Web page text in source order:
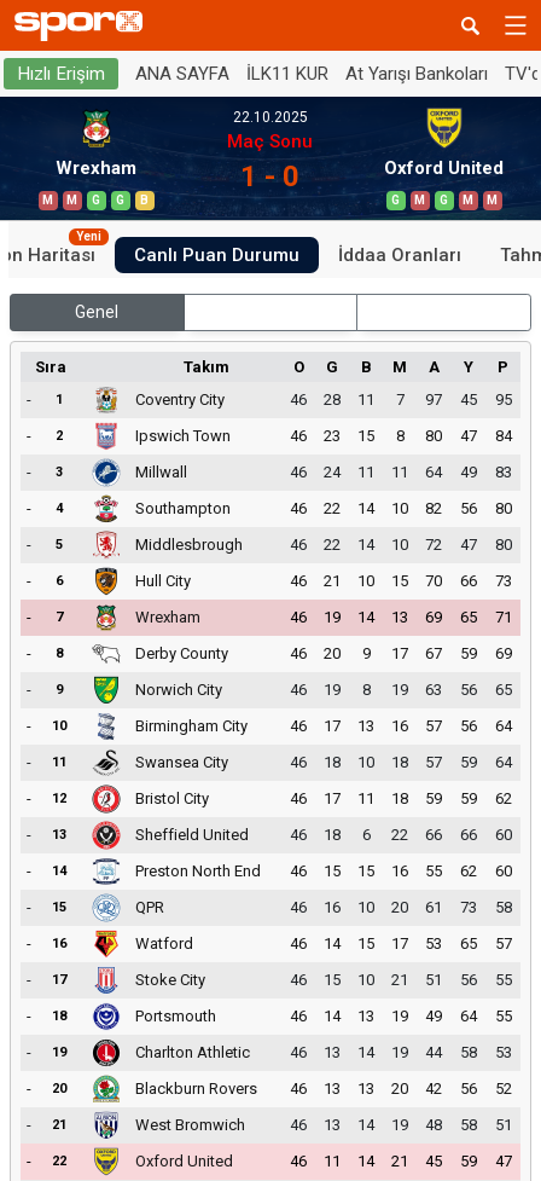
Hızlı Erişim ANA SAYFA İLK11 KUR At Yarışı Bankoları
Wrexham
M M G G B
22.10.2025
Maç Sonu
1 - 0 Oxford United
G M G M M
Haritası
Yeni
Canlı Puan Durumu İddaa Oranları
Genel
Sıra Takım O G B M A Y
P
-
1 Coventry City 46 28 11 7 97 45
95
-
2 Ipswich Town 46 23 15 8 80 47
84
-
3 Millwall 46 24 11 11 64 49
83
-
4 Southampton 46 22 14 10 82 56
80
-
5 Middlesbrough 46 22 14 10 72 47
80
-
6 Hull City 46 21 10 15 70 66
73
-
7 Wrexham 46 19 14 13 69 65
71
-
8 Derby County 46 20 9 17 67 59
69
-
9 Norwich City 46 19 8 19 63 56
65
-
10 Birmingham City 46 17 13 16 57 56
64
-
11 Swansea City 46 18 10 18 57 59
64
-
12 Bristol City 46 17 11 18 59 59
62
-
13 Sheffield United 46 18 6 22 66 66
60
-
14 Preston North End 46 15 15 16 55 62
60
-
15 QPR 46 16 10 20 61 73
58
-
16 Watford 46 14 15 17 53 65
57
-
17 Stoke City 46 15 10 21 51 56
55
-
18 Portsmouth 46 14 13 19 49 64
55
-
19 Charlton Athletic 46 13 14 19 44 58
53
-
20 Blackburn Rovers 46 13 13 20 42 56
52
-
21 West Bromwich 46 13 14 19 48 58
51
-
22 Oxford United 46 11 14 21 45 59
47